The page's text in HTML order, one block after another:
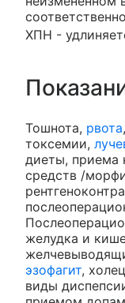
ХПН -
Тошнота, рвота
токсемии,
диеты, приема
средств /
желудка и
эзофагит,
виды